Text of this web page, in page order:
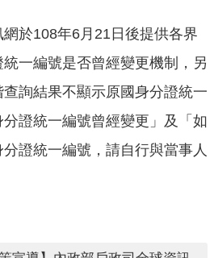
於108年6月21日後提供各界
一編號是否曾經變更機制，另
詢結果不顯示原國身分證統一
證統一編號曾經變更」及「如
證統一編號，請自行與當事人